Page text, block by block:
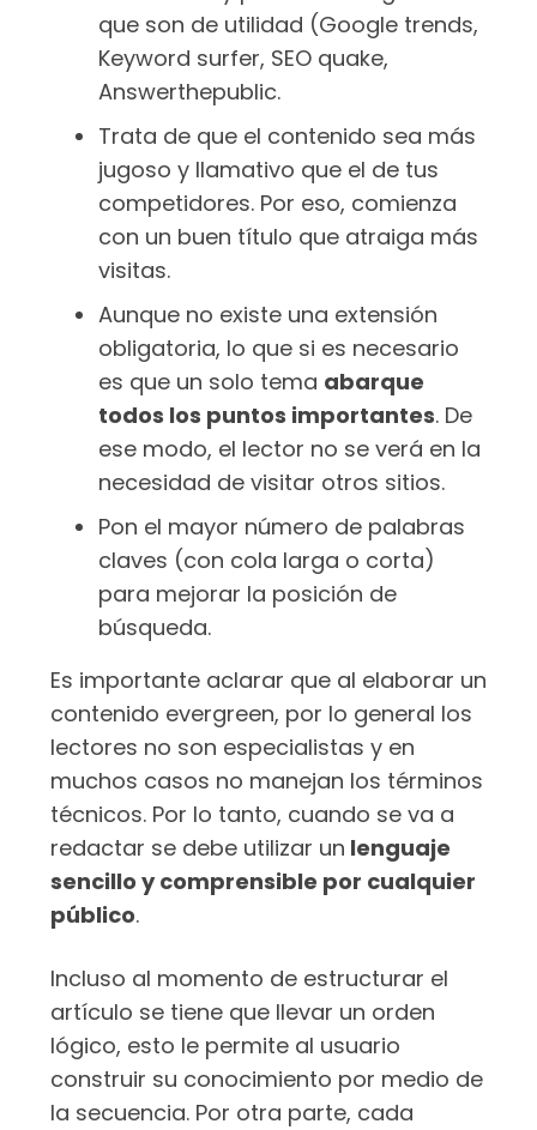
que son de utilidad (Google trends,
Keyword surfer, SEO quake,
Answerthepublic.
Trata de que el contenido sea más
jugoso y llamativo que el de tus
competidores. Por eso, comienza
con un buen título que atraiga más
visitas.
Aunque no existe una extensión
obligatoria, lo que si es necesario
es que un solo tema abarque
todos los puntos importantes. De
ese modo, el lector no se verá en la
necesidad de visitar otros sitios.
Pon el mayor número de palabras
claves (con cola larga o corta)
para mejorar la posición de
búsqueda.
Es importante aclarar que al elaborar un
contenido evergreen, por lo general los
lectores no son especialistas y en
muchos casos no manejan los términos
técnicos. Por lo tanto, cuando se va a
redactar se debe utilizar un lenguaje
sencillo y comprensible por cualquier
público.
Incluso al momento de estructurar el
artículo se tiene que llevar un orden
lógico, esto le permite al usuario
construir su conocimiento por medio de
la secuencia. Por otra parte, cada